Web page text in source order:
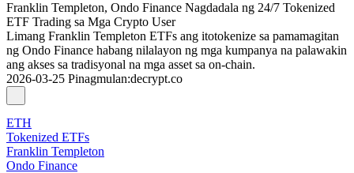
Franklin Templeton, Ondo Finance Nagdadala ng 24/7 Tokenized
ETF Trading sa Mga Crypto User
Limang Franklin Templeton ETFs ang itotokenize sa pamamagitan
ng Ondo Finance habang nilalayon ng mga kumpanya na palawakin
ang akses sa tradisyonal na mga asset sa on-chain.
2026-03-25 Pinagmulan:decrypt.co
ETH
Tokenized ETFs
Franklin Templeton
Ondo Finance